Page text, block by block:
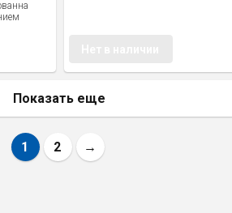
Показать еще
1 2 →